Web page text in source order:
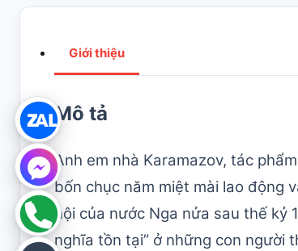
Giới thiệu
Mô tả
Anh em nhà Karamazov, tác
bốn chục năm miệt mài lao động
hội của nước Nga nửa sau thế kỷ
nghĩa tồn tại” ở những con người